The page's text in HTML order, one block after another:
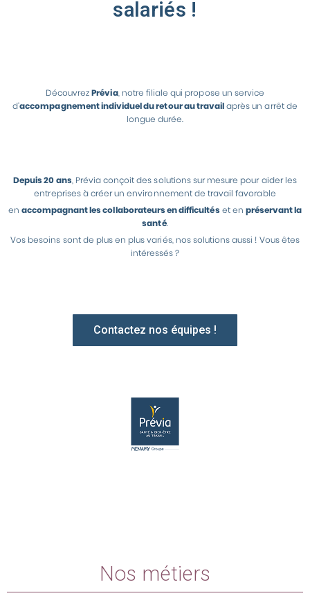
salariés !
DécouvrezPrévia, notre filiale qui propose un service
d’accompagnement individuel du retour au travailaprès un arrêt de
longue durée.
Depuis 20 ans, Prévia conçoit des solutions sur mesure pour aider les
entreprises à créer un environnement de travail favorable
en accompagnant les collaborateurs en difficultés et en préservant la
santé.
Vos besoins sont de plus en plus variés, nos solutions aussi ! Vous êtes
intéressés ?
Contactez nos équipes !
Nos métiers